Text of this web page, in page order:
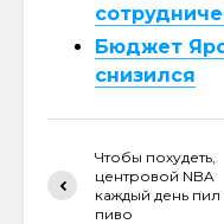
Бюджет
снизился
Чтобы похудеть,
центровой NBA
каждый день пил
пиво